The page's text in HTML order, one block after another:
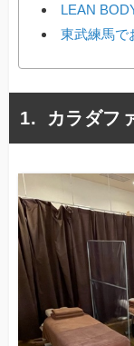
LEAN
東武練馬で
カラダフ